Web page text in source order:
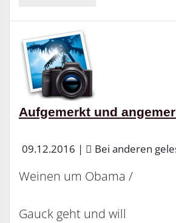
Aufgemerkt und
09.12.2016 | Bei anderen
Weinen um Obama /
Gauck geht und will